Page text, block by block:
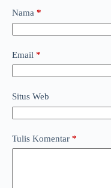
Nama *
Email *
Situs Web
Tulis Komentar *